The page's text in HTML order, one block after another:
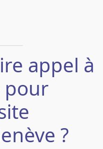
appel à
pour
?